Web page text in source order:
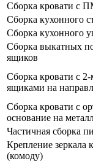
Сборка кровати с
Сборка кухонного
Сборка кухонного
Сборка выкатных
ящиков
Сборка кровати с
ящиками на
Сборка кровати с
основание на
Частичная сборка
Крепление зеркала
(комоду)